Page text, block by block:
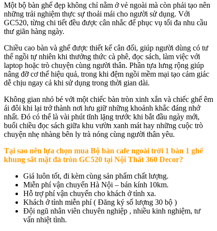
Một bộ bàn ghế đẹp không chỉ nằm ở vẻ ngoài mà còn phải tạo nên
những trải nghiệm thực sự thoải mái cho người sử dụng. Với
GC520, từng chi tiết đều được cân nhắc để phục vụ tối đa nhu cầu
thư giãn hàng ngày.
Chiều cao bàn và ghế được thiết kế cân đối, giúp người dùng có tư
thế ngồi tự nhiên khi thưởng thức cà phê, đọc sách, làm việc với
laptop hoặc trò chuyện cùng người thân. Phần tựa lưng rộng giúp
nâng đỡ cơ thể hiệu quả, trong khi đệm ngồi mềm mại tạo cảm giác
dễ chịu ngay cả khi sử dụng trong thời gian dài.
Không gian nhỏ bé với một chiếc bàn tròn xinh xắn và chiếc ghế êm
ái đôi khi lại trở thành nơi lưu giữ những khoảnh khắc đáng nhớ
nhất. Đó có thể là vài phút tĩnh lặng trước khi bắt đầu ngày mới,
buổi chiều đọc sách giữa khu vườn xanh mát hay những cuộc trò
chuyện nhẹ nhàng bên ly trà nóng cùng người thân yêu.
Tại sao nên lựa chọn mua Bộ bàn cafe ngoài trời 1 bàn 1 ghế
khung sắt mặt đá tròn GC520 tại Nội Thất 360 Decor?
Giá luôn tốt, đi kèm cùng sản phẩm chất lượng.
Miễn phí vận chuyển Hà Nội – bán kính 10km.
Hỗ trợ phí vận chuyển cho khách ở tỉnh xa.
Khách ở tỉnh miễn phí ( Đăng ký số lượng 30 bộ )
Đội ngũ nhân viên chuyên nghiệp , nhiều kinh nghiệm, tư
vấn nhiệt tình.